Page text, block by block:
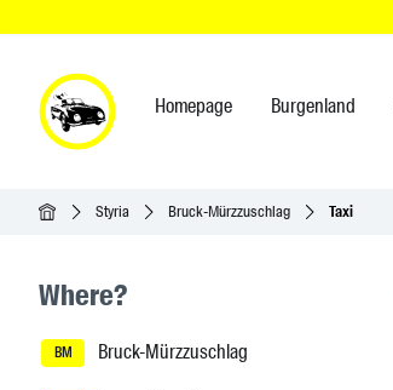
Homepage Burgenland
Homepage
Styria Bruck-Mürzzuschlag Taxi
Seitenleisten-Navigation
Where?
BM Bruck-Mürzzuschlag